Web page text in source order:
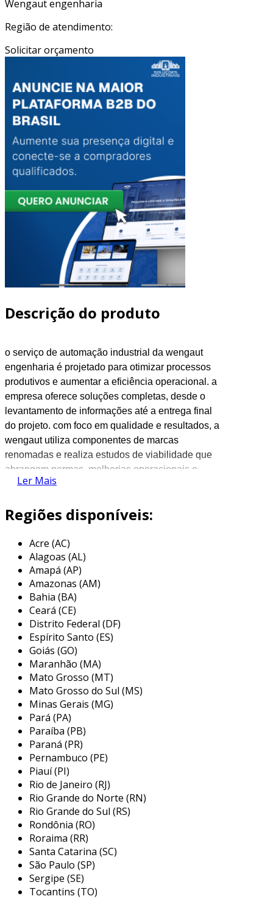
Wengaut engenharia
Região de atendimento:
Solicitar orçamento
Descrição do produto
o serviço de automação industrial da wengaut
engenharia é projetado para otimizar processos
produtivos e aumentar a eficiência operacional. a
empresa oferece soluções completas, desde o
levantamento de informações até a entrega final
do projeto. com foco em qualidade e resultados, a
wengaututiliza componentes de marcas
renomadas e realiza estudos de viabilidade que
abrangem normas, melhorias operacionais e
retorno sobre o investimento, assegurando que
planejada e executada.
wengaut
engenharia é uma empresa localizada
em bauru, são paulo, especializada em soluções
industriais. com mais de 20 anos de experiência, a
empresa oferece serviços de manutenção,
engenharia e fabricação de máquinas, sempre
priorizando a alta qualidade e a adequação às
normas de segurança, como a nr-12. entre seus
serviços estão automação industrial,
desenvolvimento de máquinas personalizadas e
projetos elétricos e mecânicos, evidenciando seu
compromisso em atender às necessidades
específicas de cada cliente.
Ler Mais
Regiões disponíveis:
Acre (AC)
Alagoas (AL)
Amapá (AP)
Amazonas (AM)
Bahia (BA)
Ceará (CE)
Distrito Federal (DF)
Espírito Santo (ES)
Goiás (GO)
Maranhão (MA)
Mato Grosso (MT)
Mato Grosso do Sul (MS)
Minas Gerais (MG)
Pará (PA)
Paraíba (PB)
Paraná (PR)
Pernambuco (PE)
Piauí (PI)
Rio de Janeiro (RJ)
Rio Grande do Norte (RN)
Rio Grande do Sul (RS)
Rondônia (RO)
Roraima (RR)
Santa Catarina (SC)
São Paulo (SP)
Sergipe (SE)
Tocantins (TO)